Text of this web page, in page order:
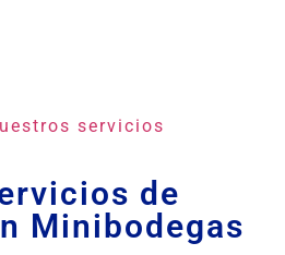
servicios
de
Minibodegas